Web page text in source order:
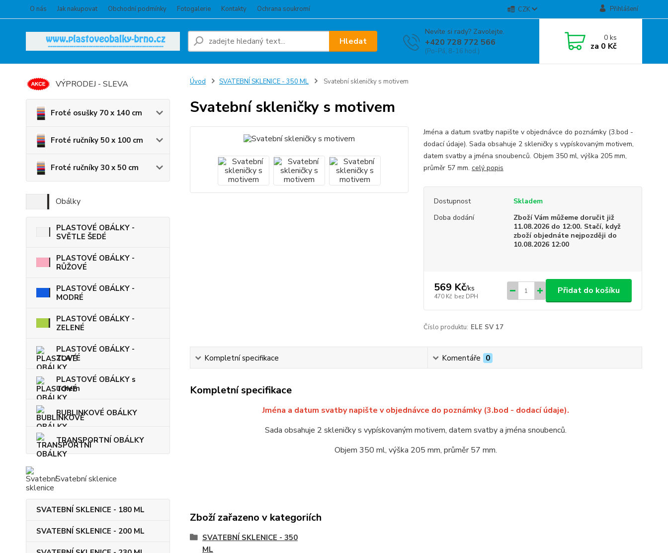
O nás Jak nakupovat Obchodní podmínky Fotogalerie Kontakty Ochrana soukromí CZK Přihlášení
Hledat
Nevíte si rady? Zavolejte.
+420 728 772 566
(Po-Pá, 8-16 hod.)
0ks
za 0 Kč
VÝPRODEJ - SLEVA
Froté osušky 70 x 140 cm
Froté ručníky 50 x 100 cm
Froté ručníky 30 x 50 cm
Obálky
PLASTOVÉ OBÁLKY -
SVĚTLE ŠEDÉ
PLASTOVÉ OBÁLKY -
RŮŽOVÉ
PLASTOVÉ OBÁLKY -
MODRÉ
PLASTOVÉ OBÁLKY -
ZELENÉ
PLASTOVÉ OBÁLKY -
ZLATÉ
PLASTOVÉ OBÁLKY s
uchem
BUBLINKOVÉ OBÁLKY
TRANSPORTNÍ OBÁLKY
Svatební sklenice
SVATEBNÍ SKLENICE - 180 ML
SVATEBNÍ SKLENICE - 200 ML
Úvod SVATEBNÍ SKLENICE - 350 ML Svatební skleničky s motivem
Svatební skleničky s motivem
Jména a datum svatby napište v objednávce do poznámky (3.bod -
dodací údaje). Sada obsahuje 2 skleničky s vypískovaným motivem,
datem svatby a jména snoubenců. Objem 350 ml, výška 205 mm,
průměr 57 mm. celý popis
Dostupnost
Skladem
Doba dodání
Zboží Vám můžeme doručit již
11.08.2026 do 12:00. Stačí, když
zboží objednáte nejpozději do
10.08.2026 12:00
569 Kč/ks
470 Kč bez DPH
Přidat do košíku
Číslo produktu: ELE SV 17
Kompletní specifikace Komentáře 0
Kompletní specifikace
Jména a datum svatby napište v objednávce do poznámky (3.bod - dodací údaje).
Sada obsahuje 2 skleničky s vypískovaným motivem, datem svatby a jména snoubenců.
Objem 350 ml, výška 205 mm, průměr 57 mm.
Zboží zařazeno v kategoriích
SVATEBNÍ SKLENICE - 350
ML